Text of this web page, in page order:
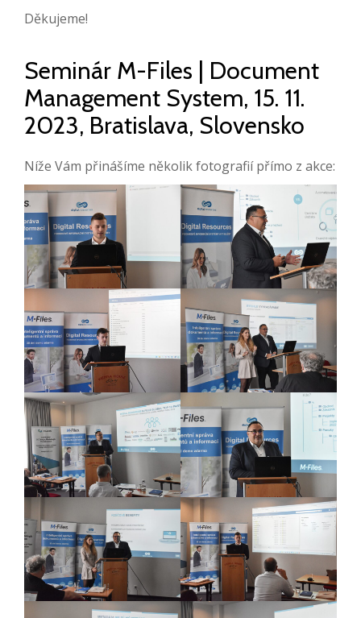
Děkujeme!
Seminár M-Files | Document
Management System, 15. 11.
2023, Bratislava, Slovensko
Níže Vám přinášíme několik fotografií přímo z akce: